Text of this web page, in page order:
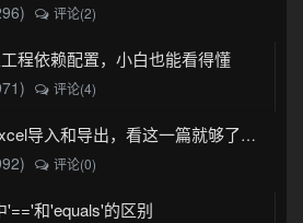
评论(2)
程依赖配置，小白也能看得懂
评论(4)
Java实现Excel导入和导出，看这一篇就够了(珍藏版)
评论(0)
'=='和'equals'的区别